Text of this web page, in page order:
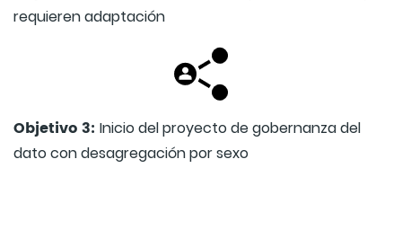
requieren adaptación
Objetivo 3: Inicio del proyecto de gobernanza del
dato con desagregación por sexo